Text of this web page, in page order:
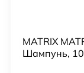
MATRIX
Шампунь,